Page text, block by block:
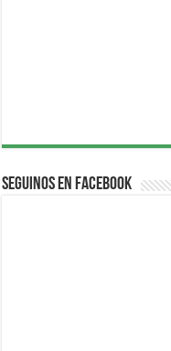
Seguinos en Facebook